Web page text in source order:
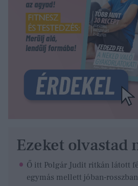
Ezeket olvastad
Ő itt Polgár Judit ritkán látott
egymás mellett jóban-rosszban